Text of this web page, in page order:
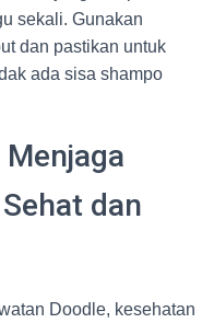
sekali. Gunakan
dan pastikan untuk
ada sisa shampo
dan
Doodle, kesehatan